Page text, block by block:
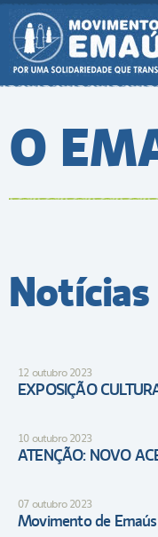
Pular
para
conteúdo
O
Notícias
12 outubro 2023
EXPOSIÇÃO
10 outubro 2023
ATENÇÃO: NOVO
07 outubro 2023
Movimento de